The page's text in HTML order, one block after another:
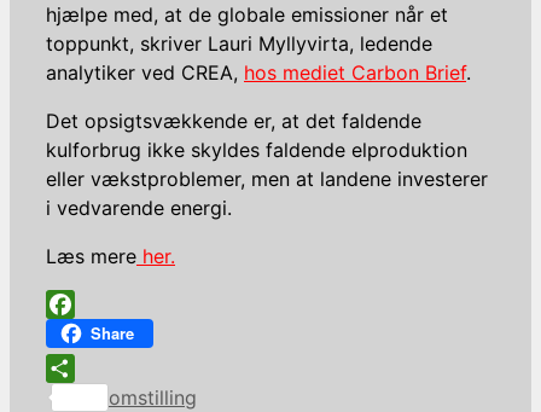
hjælpe med, at de globale emissioner når et
toppunkt, skriver Lauri Myllyvirta, ledende
analytiker ved CREA, hos mediet Carbon Brief.
Det opsigtsvækkende er, at det faldende
kulforbrug ikke skyldes faldende elproduktion
eller vækstproblemer, men at landene investerer
i vedvarende energi.
Læs mere her.
Facebook
Share
Share
Kategorier
omstilling